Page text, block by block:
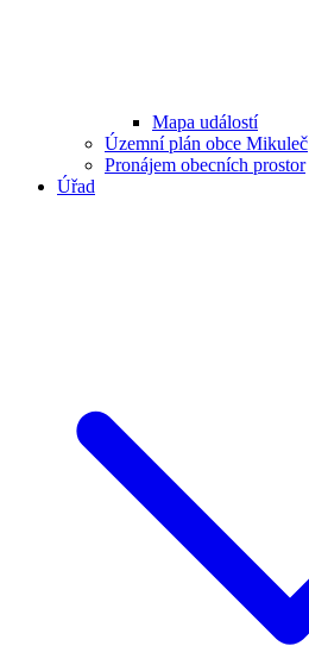
Mapa událostí
Územní plán obce Mikuleč
Pronájem obecních prostor
Úřad